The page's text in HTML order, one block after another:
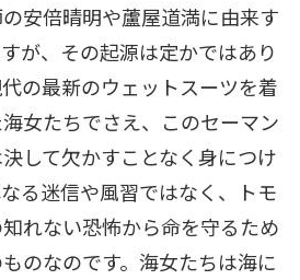
安倍晴明や蘆屋道満に由来す
が、その起源は定かではあり
の最新のウェットスーツを着
女たちでさえ、このセーマン
して欠かすことなく身につけ
る迷信や風習ではなく、トモ
れない恐怖から命を守るため
のなのです。海女たちは海に